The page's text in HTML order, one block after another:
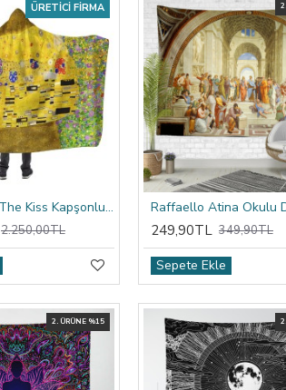
ÜRETICI FIRMA
Gustav Klimt The Kiss Kapşonlu Battaniye
2.250,00TL 249,90TL 349,90TL
Sepete Ekle
2. ÜRÜNE %15